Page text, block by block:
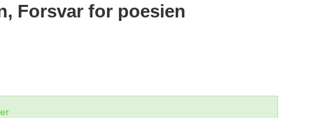
Forsvar for poesien